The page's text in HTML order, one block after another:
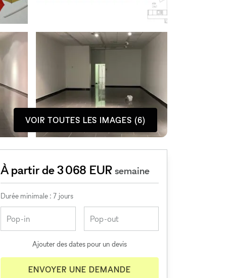
VOIR TOUTES LES IMAGES (6)
À partir de 3 068 EURsemaine
Durée minimale : 7 jours
Ajouter des dates pour un devis
ENVOYER UNE DEMANDE